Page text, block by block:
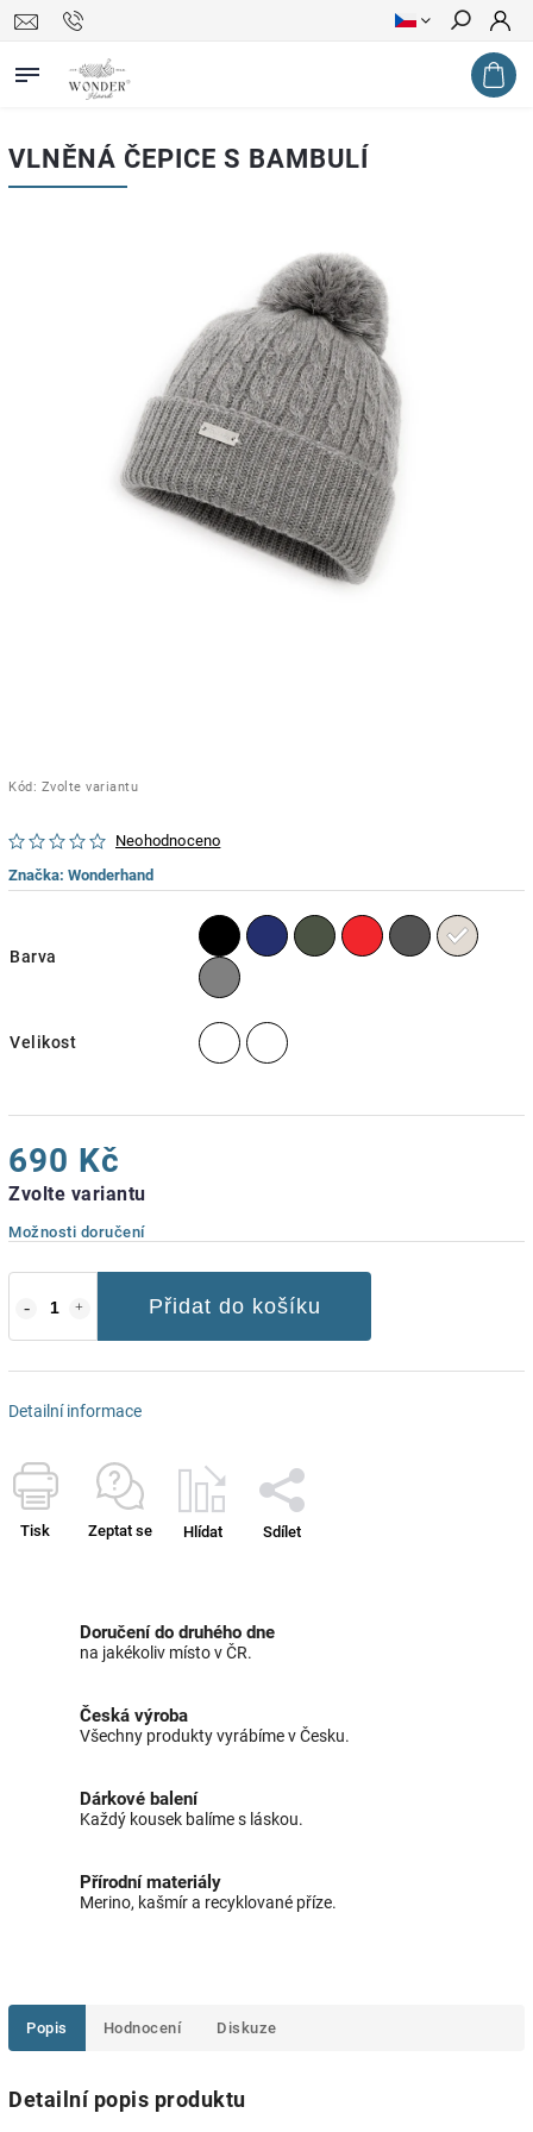
Hledat
VLNĚNÁ ČEPICE S BAMBULÍ
Kód: Zvolte variantu
Neohodnoceno
Značka: Wonderhand
Barva
Velikost
690 Kč
Zvolte variantu
Možnosti doručení
Přidat do košíku
Detailní informace
Tisk Zeptat se Hlídat Sdílet
Doručení do druhého dne
na jakékoliv místo v ČR.
Česká výroba
Všechny produkty vyrábíme v Česku.
Dárkové balení
Každý kousek balíme s láskou.
Přírodní materiály
Merino, kašmír a recyklované příze.
Popis Hodnocení Diskuze
Detailní popis produktu